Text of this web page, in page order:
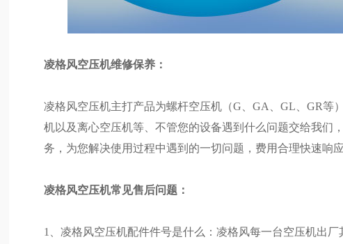
凌格风空压机维修保养：
凌格风空压机主打产品为螺杆空压机（G、GA、GL、GR等
机以及离心空压机等、不管您的设备遇到什么问题交给我们
务，为您解决使用过程中遇到的一切问题，费用合理快速响应
凌格风空压机常见售后问题：
1、凌格风空压机配件件号是什么：凌格风每一台空压机出